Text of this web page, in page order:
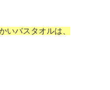
いバスタオルは、